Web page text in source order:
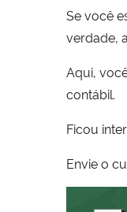
Se você
verdade,
Aqui,
contábil.
Ficou
Envie o